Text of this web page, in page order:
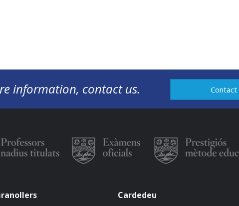
information, contact us. Contact
Cardedeu